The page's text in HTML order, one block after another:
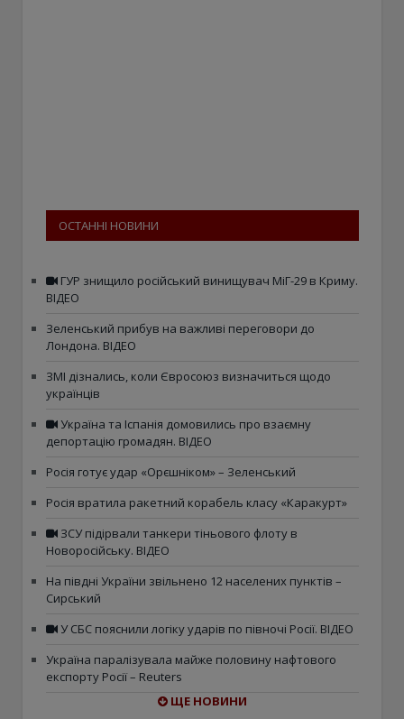
ОСТАННІ НОВИНИ
ГУР знищило російський винищувач МіГ-29 в Криму.
ВІДЕО
Зеленський прибув на важливі переговори до
Лондона. ВІДЕО
ЗМІ дізнались, коли Євросоюз визначиться щодо
українців
Україна та Іспанія домовились про взаємну
депортацію громадян. ВІДЕО
Росія готує удар «Орєшніком» – Зеленський
Росія вратила ракетний корабель класу «Каракурт»
ЗСУ підірвали танкери тіньового флоту в
Новоросійську. ВІДЕО
На півдні України звільнено 12 населених пунктів –
Сирський
У СБС пояснили логіку ударів по півночі Росії. ВІДЕО
Україна паралізувала майже половину нафтового
експорту Росії – Reuters
ЩЕ НОВИНИ